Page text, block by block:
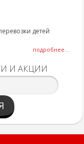
детей
подробнее...
И АКЦИИ